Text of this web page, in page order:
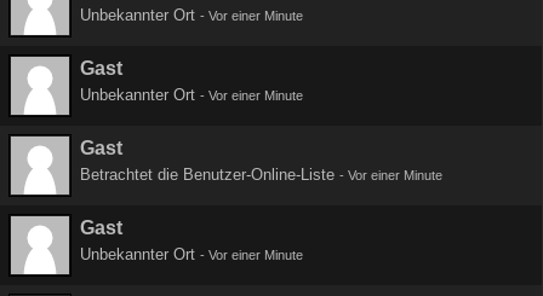
Unbekannter Ort - Vor einer Minute
Gast
Unbekannter Ort - Vor einer Minute
Gast
Betrachtet die Benutzer-Online-Liste - Vor einer Minute
Gast
Unbekannter Ort - Vor einer Minute